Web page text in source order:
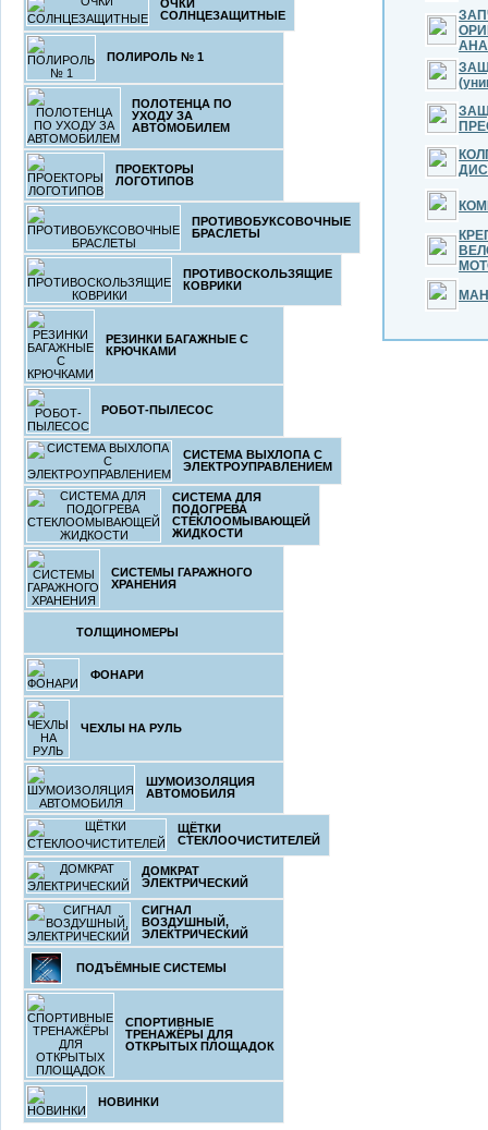
ОЧКИ
СОЛНЦЕЗАЩИТНЫЕ
ПОЛИРОЛЬ № 1
ПОЛОТЕНЦА ПО
УХОДУ ЗА
АВТОМОБИЛЕМ
ПРОЕКТОРЫ
ЛОГОТИПОВ
ПРОТИВОБУКСОВОЧНЫЕ
БРАСЛЕТЫ
ПРОТИВОСКОЛЬЗЯЩИЕ
КОВРИКИ
РЕЗИНКИ БАГАЖНЫЕ С
КРЮЧКАМИ
РОБОТ-ПЫЛЕСОС
СИСТЕМА ВЫХЛОПА С
ЭЛЕКТРОУПРАВЛЕНИЕМ
СИСТЕМА ДЛЯ
ПОДОГРЕВА
СТЕКЛООМЫВАЮЩЕЙ
ЖИДКОСТИ
СИСТЕМЫ ГАРАЖНОГО
ХРАНЕНИЯ
ТОЛЩИНОМЕРЫ
ФОНАРИ
ЧЕХЛЫ НА РУЛЬ
ШУМОИЗОЛЯЦИЯ
АВТОМОБИЛЯ
ЩЁТКИ
СТЕКЛООЧИСТИТЕЛЕЙ
ДОМКРАТ
ЭЛЕКТРИЧЕСКИЙ
СИГНАЛ
ВОЗДУШНЫЙ,
ЭЛЕКТРИЧЕСКИЙ
ПОДЪЁМНЫЕ СИСТЕМЫ
СПОРТИВНЫЕ
ТРЕНАЖЁРЫ ДЛЯ
ОТКРЫТЫХ ПЛОЩАДОК
НОВИНКИ